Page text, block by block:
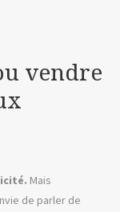
pour
vendre
Mais
de parler de